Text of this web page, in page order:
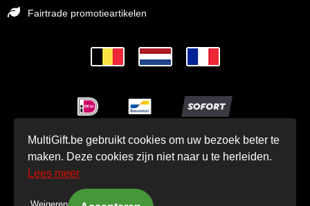
Fairtrade promotieartikelen
© MultiGift Relatiegeschenken 1993 - 2026
MultiGift.be gebruikt cookies om uw bezoek beter te
maken. Deze cookies zijn niet naar u te herleiden.
Lees meer
Weigeren